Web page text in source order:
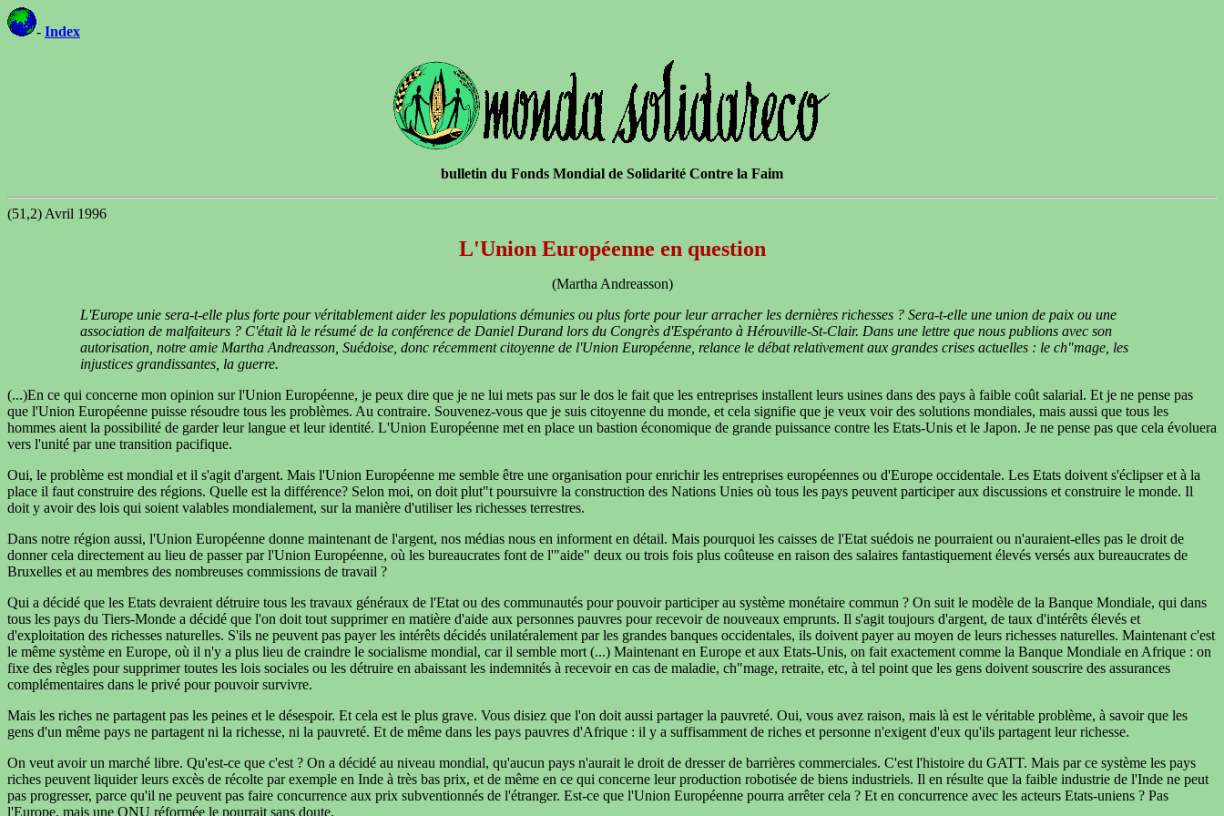
- Index
bulletin du Fonds Mondial de Solidarité Contre la Faim
(51,2) Avril 1996
L'Union Européenne en question
(Martha Andreasson)
L'Europe unie sera-t-elle plus forte pour véritablement aider les populations démunies ou plus forte pour leur arracher les dernières richesses ? Sera-t-elle une union de paix ou une
association de malfaiteurs ? C'était là le résumé de la conférence de Daniel Durand lors du Congrès d'Espéranto à Hérouville-St-Clair. Dans une lettre que nous publions avec son
autorisation, notre amie Martha Andreasson, Suédoise, donc récemment citoyenne de l'Union Européenne, relance le débat relativement aux grandes crises actuelles : le ch"mage, les
injustices grandissantes, la guerre.
(...)En ce qui concerne mon opinion sur l'Union Européenne, je peux dire que je ne lui mets pas sur le dos le fait que les entreprises installent leurs usines dans des pays à faible coût salarial. Et je ne pense pas
que l'Union Européenne puisse résoudre tous les problèmes. Au contraire. Souvenez-vous que je suis citoyenne du monde, et cela signifie que je veux voir des solutions mondiales, mais aussi que tous les
hommes aient la possibilité de garder leur langue et leur identité. L'Union Européenne met en place un bastion économique de grande puissance contre les Etats-Unis et le Japon. Je ne pense pas que cela évoluera
vers l'unité par une transition pacifique.
Oui, le problème est mondial et il s'agit d'argent. Mais l'Union Européenne me semble être une organisation pour enrichir les entreprises européennes ou d'Europe occidentale. Les Etats doivent s'éclipser et à la
place il faut construire des régions. Quelle est la différence? Selon moi, on doit plut"t poursuivre la construction des Nations Unies où tous les pays peuvent participer aux discussions et construire le monde. Il
doit y avoir des lois qui soient valables mondialement, sur la manière d'utiliser les richesses terrestres.
Dans notre région aussi, l'Union Européenne donne maintenant de l'argent, nos médias nous en informent en détail. Mais pourquoi les caisses de l'Etat suédois ne pourraient ou n'auraient-elles pas le droit de
donner cela directement au lieu de passer par l'Union Européenne, où les bureaucrates font de l'"aide" deux ou trois fois plus coûteuse en raison des salaires fantastiquement élevés versés aux bureaucrates de
Bruxelles et au membres des nombreuses commissions de travail ?
Qui a décidé que les Etats devraient détruire tous les travaux généraux de l'Etat ou des communautés pour pouvoir participer au système monétaire commun ? On suit le modèle de la Banque Mondiale, qui dans
tous les pays du Tiers-Monde a décidé que l'on doit tout supprimer en matière d'aide aux personnes pauvres pour recevoir de nouveaux emprunts. Il s'agit toujours d'argent, de taux d'intérêts élevés et
d'exploitation des richesses naturelles. S'ils ne peuvent pas payer les intérêts décidés unilatéralement par les grandes banques occidentales, ils doivent payer au moyen de leurs richesses naturelles. Maintenant c'est
le même système en Europe, où il n'y a plus lieu de craindre le socialisme mondial, car il semble mort (...) Maintenant en Europe et aux Etats-Unis, on fait exactement comme la Banque Mondiale en Afrique : on
fixe des règles pour supprimer toutes les lois sociales ou les détruire en abaissant les indemnités à recevoir en cas de maladie, ch"mage, retraite, etc, à tel point que les gens doivent souscrire des assurances
complémentaires dans le privé pour pouvoir survivre.
Mais les riches ne partagent pas les peines et le désespoir. Et cela est le plus grave. Vous disiez que l'on doit aussi partager la pauvreté. Oui, vous avez raison, mais là est le véritable problème, à savoir que les
gens d'un même pays ne partagent ni la richesse, ni la pauvreté. Et de même dans les pays pauvres d'Afrique : il y a suffisamment de riches et personne n'exigent d'eux qu'ils partagent leur richesse.
On veut avoir un marché libre. Qu'est-ce que c'est ? On a décidé au niveau mondial, qu'aucun pays n'aurait le droit de dresser de barrières commerciales. C'est l'histoire du GATT. Mais par ce système les pays
riches peuvent liquider leurs excès de récolte par exemple en Inde à très bas prix, et de même en ce qui concerne leur production robotisée de biens industriels. Il en résulte que la faible industrie de l'Inde ne peut
pas progresser, parce qu'il ne peuvent pas faire concurrence aux prix subventionnés de l'étranger. Est-ce que l'Union Européenne pourra arrêter cela ? Et en concurrence avec les acteurs Etats-uniens ? Pas
l'Europe, mais une ONU réformée le pourrait sans doute.